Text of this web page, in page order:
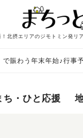
！北摂エリアのジモトミン発リ
で賑わう年末年始♪行事
ち・ひと応援